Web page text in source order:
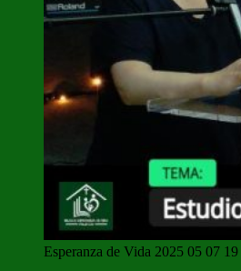
Esperanza de Vida 2025 05 07